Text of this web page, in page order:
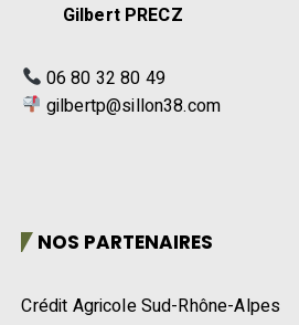
Gilbert PRECZ
06 80 32 80 49
gilbertp@sillon38.com
NOS PARTENAIRES
Crédit Agricole Sud-Rhône-Alpes